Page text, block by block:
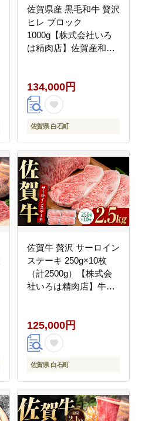
佐賀県産 黒毛和牛 贅沢
ヒレ ブロック
1000g【株式会社いろ
は精肉店】佐賀産和牛
134,000円
佐賀県 白石町
佐賀牛 贅沢 サーロイン
ステーキ 250g×10枚
（計2500g）【株式会
社いろは精肉店】牛肉
125,000円
佐賀県 白石町